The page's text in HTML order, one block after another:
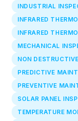
INDUSTRIAL
INFRARED
INFRARED
MECHANICAL
NON
PREDICTIVE
PREVENTIVE
SOLAR PANEL
TEMPERATURE